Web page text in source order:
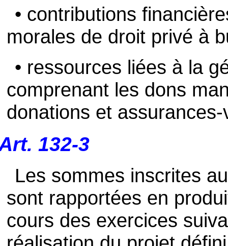
• contributions
morales de droit privé à
• ressources liées à la
comprenant les dons
donations et assurances-
132-3
Les sommes inscrites
sont rapportées en
cours des exercices